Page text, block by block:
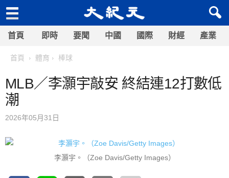
首頁 即時 要聞 中國 國際 財經 產業
首頁 體育 棒球
MLB／李灝宇敲安 終結連12打數低
潮
2026年05月31日
李灝宇。（Zoe Davis/Getty Images）